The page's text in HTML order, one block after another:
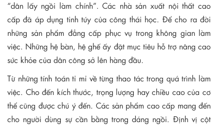
“dân lấy ngồi làm chính”. Các nhà sản xuất nội thất cao
cấp đã áp dụng tinh túy của công thái học. Để cho ra đời
những sản phẩm đẳng cấp phục vụ trong không gian làm
việc. Những hệ bàn, hệ ghế ấy đặt mục tiêu hỗ trợ nâng cao
sức khỏe của dân công sở lên hàng đầu.
Từ những tính toán tỉ mỉ về từng thao tác trong quá trình làm
việc. Cho đến kích thước, trọng lượng hay chiều cao của cơ
thể cũng được chú ý đến. Các sản phẩm cao cấp mang đến
cho người dùng sự cần bằng trong dáng ngồi. Định vị cột